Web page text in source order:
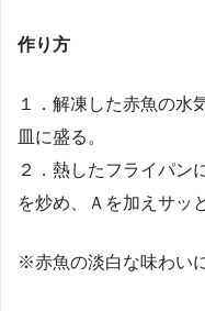
作り方
１．解凍した赤魚の水
皿に盛る。
２．熱したフライパン
を炒め、Ａを加えサッ
※赤魚の淡白な味わい